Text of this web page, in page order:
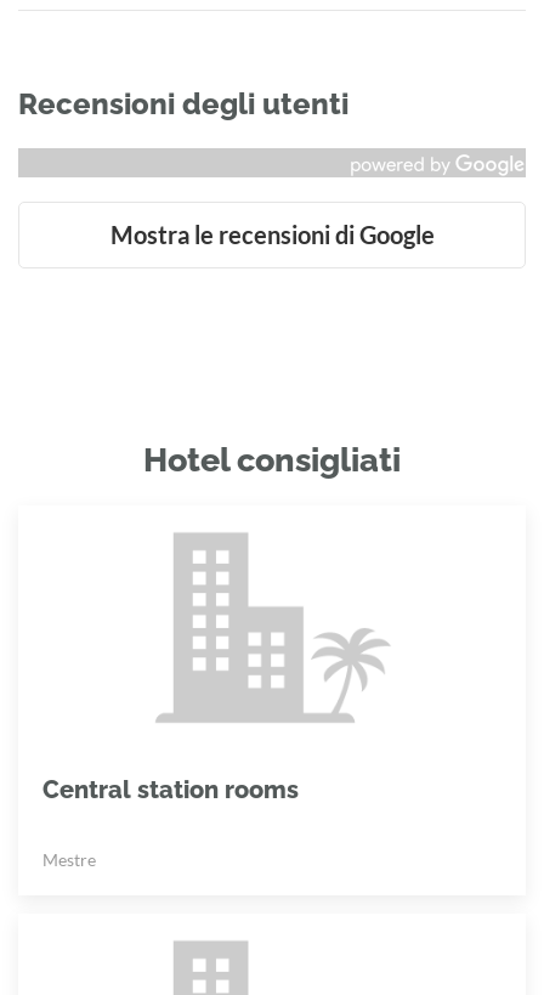
Recensioni degli utenti
Mostra le recensioni di Google
Hotel consigliati
Central station rooms
Mestre